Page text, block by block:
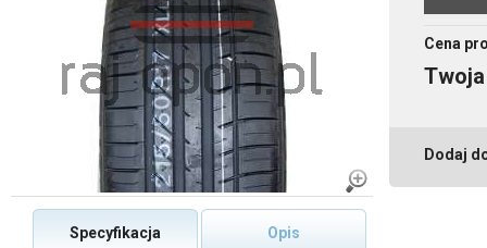
Cena
Dodaj
Specyfikacja Opis